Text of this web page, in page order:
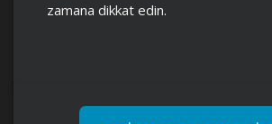
zamana dikkat edin.